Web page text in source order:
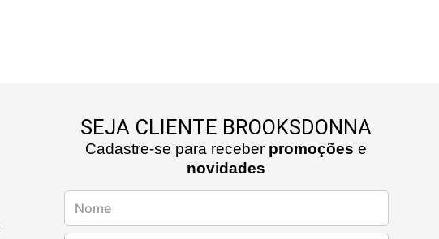
SEJA CLIENTE BROOKSDONNA
Cadastre-se para receber promoções e
novidades